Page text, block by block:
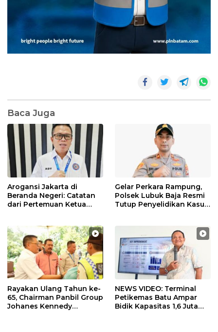
Baca Juga
Arogansi Jakarta di
Beranda Negeri: Catatan
dari Pertemuan Ketua
Gelar Perkara Rampung,
Polsek Lubuk Baja Resmi
Tutup Penyelidikan Kasus
Rayakan Ulang Tahun ke-
65, Chairman Panbil Group
Johanes Kennedy
NEWS VIDEO: Terminal
Petikemas Batu Ampar
Bidik Kapasitas 1,6 Juta